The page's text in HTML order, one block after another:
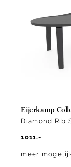
Eijerkamp
Diamond Rib
1011.-
meer